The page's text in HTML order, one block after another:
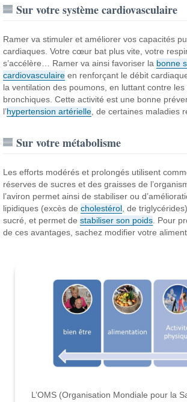
Sur votre système cardiovasculaire
Ramer va stimuler et améliorer vos capacités
cardiaques. Votre cœur bat plus vite, votre
s’accélère… Ramer va ainsi favoriser la bonne
cardiovasculaire en renforçant le débit
la ventilation des poumons, en luttant contre
bronchiques. Cette activité est une bonne
l’hypertension artérielle , de certaines maladies
Sur votre métabolisme
Les efforts modérés et prolongés utilisent
réserves de sucres et des graisses de
l’aviron permet ainsi de stabiliser ou
lipidiques (excès decholestérol , de
sucré, et permet destabiliser son poids . Pour
de ces avantages, sachez modifier votre
L’OMS (Organisation Mondiale pour la